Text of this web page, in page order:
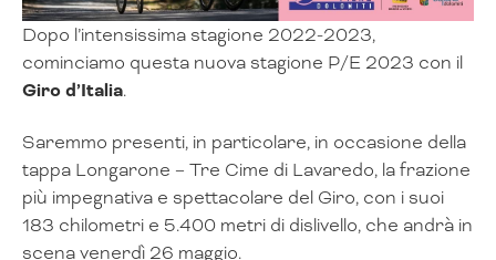
Dopo l’intensissima stagione 2022-2023,
cominciamo questa nuova stagione P/E 2023 con il
Giro d’Italia.
Saremmo presenti, in particolare, in occasione della
tappa Longarone – Tre Cime di Lavaredo, la frazione
più impegnativa e spettacolare del Giro, con i suoi
183 chilometri e 5.400 metri di dislivello, che andrà in
scena venerdì 26 maggio.